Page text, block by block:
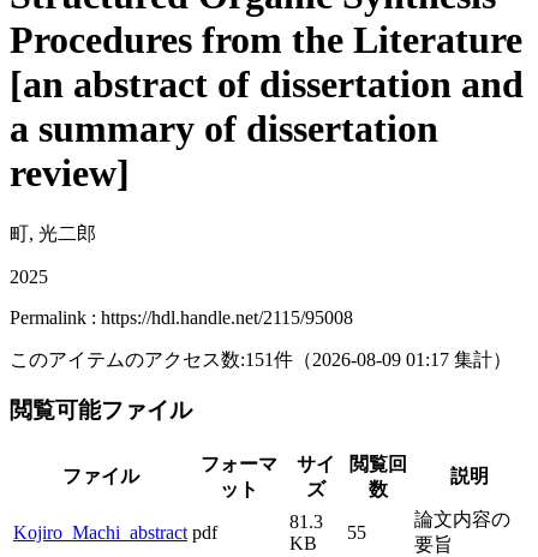
Procedures from the Literature
[an abstract of dissertation and
a summary of dissertation
review]
町, 光二郎
2025
Permalink : https://hdl.handle.net/2115/95008
このアイテムのアクセス数:151件 （2026-08-09 01:17 集計）
閲覧可能ファイル
ファイル
フォーマ
ット
サイ
ズ
閲覧回
数
説明
Kojiro_Machi_abstract pdf
81.3
KB
55
論文内容の
要旨